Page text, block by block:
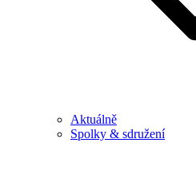
Aktuálně
Spolky & sdružení